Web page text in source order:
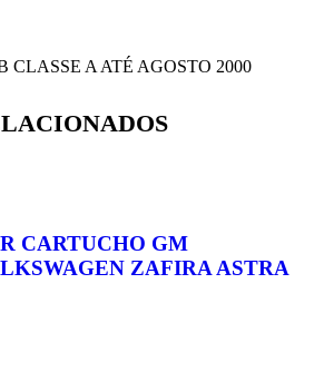
CLASSE A ATÉ AGOSTO 2000
CARTUCHO GM
ZAFIRA ASTRA